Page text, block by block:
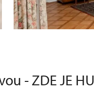
- ZDE JE